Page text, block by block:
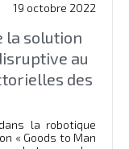
19 octobre 2022
la solution
au
des
la robotique
« Goods to Man